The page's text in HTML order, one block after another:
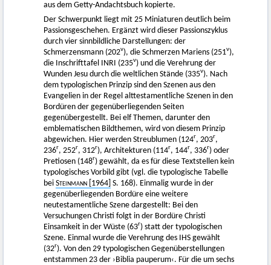
aus dem Getty-Andachtsbuch kopierte.
Der Schwerpunkt liegt mit 25 Miniaturen deutlich beim
Passionsgeschehen. Ergänzt wird dieser Passionszyklus
durch vier sinnbildliche Darstellungen: der
Schmerzensmann (202v), die Schmerzen Mariens (251v),
die Inschrifttafel INRI (235v) und die Verehrung der
Wunden Jesu durch die weltlichen Stände (335v). Nach
dem typologischen Prinzip sind den Szenen aus den
Evangelien in der Regel alttestamentliche Szenen in den
Bordüren der gegenüberliegenden Seiten
gegenübergestellt. Bei elf Themen, darunter den
emblematischen Bildthemen, wird von diesem Prinzip
abgewichen. Hier werden Streublumen (124r, 203r,
236r, 252r, 312r), Architekturen (114r, 144r, 336r) oder
Pretiosen (148r) gewählt, da es für diese Textstellen kein
typologisches Vorbild gibt (vgl. die typologische Tabelle
bei Steinmann [1964] S. 168). Einmalig wurde in der
gegenüberliegenden Bordüre eine weitere
neutestamentliche Szene dargestellt: Bei den
Versuchungen Christi folgt in der Bordüre Christi
Einsamkeit in der Wüste (63r) statt der typologischen
Szene. Einmal wurde die Verehrung des IHS gewählt
(32r). Von den 29 typologischen Gegenüberstellungen
entstammen 23 der ›Biblia pauperum‹. Für die um sechs